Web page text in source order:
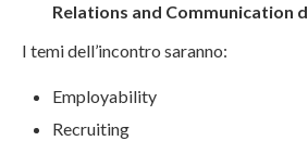
Relations and Communication
I temi dell’incontro saranno:
Employability
Recruiting